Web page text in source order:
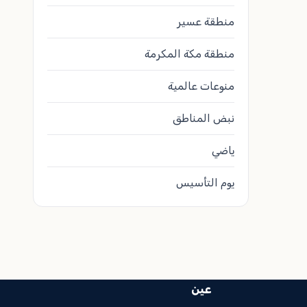
منطقة عسير
منطقة مكة المكرمة
منوعات عالمية
نبض المناطق
ياضي
يوم التأسيس
عين